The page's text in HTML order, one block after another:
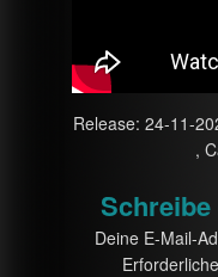
Release: 24-11-
,
Deine E-Mail-